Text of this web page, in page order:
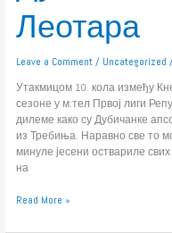
Леотара
Leave a Comment / Uncategorized
Утакмицом 10. кола између
сезоне у м:тел Првој лиги
дилеме како су Дубичанке
из Требиња. Наравно све то
минуле јесени оствариле
на
Read More »